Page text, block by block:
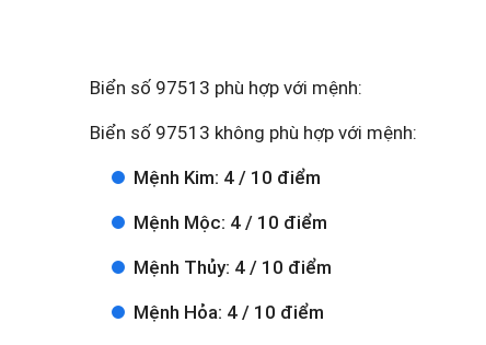
Biển số 97513 phù hợp với mệnh:
Biển số 97513 không phù hợp với mệnh:
Mệnh Kim: 4 / 10 điểm
Mệnh Mộc: 4 / 10 điểm
Mệnh Thủy: 4 / 10 điểm
Mệnh Hỏa: 4 / 10 điểm